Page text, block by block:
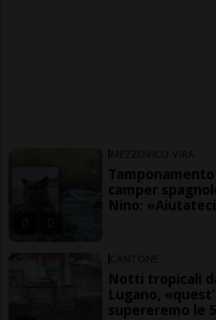
MEZZOVICO-VIRA
Tamponamento
camper
Nino:
CANTONE
Notti tropicali
Lugano,
supereremo le